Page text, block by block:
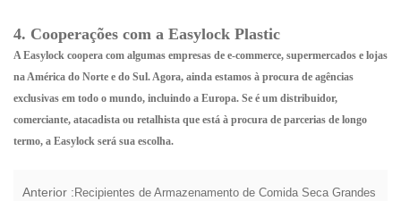
4. Cooperações com a Easylock Plastic
A Easylock coopera com algumas empresas de e-commerce, supermercados e lojas
na América do Norte e do Sul. Agora, ainda estamos à procura de agências
exclusivas em todo o mundo, incluindo a Europa. Se é um distribuidor,
comerciante, atacadista ou retalhista que está à procura de parcerias de longo
termo, a Easylock será sua escolha.
Anterior : Recipientes de Armazenamento de Comida Seca Grandes